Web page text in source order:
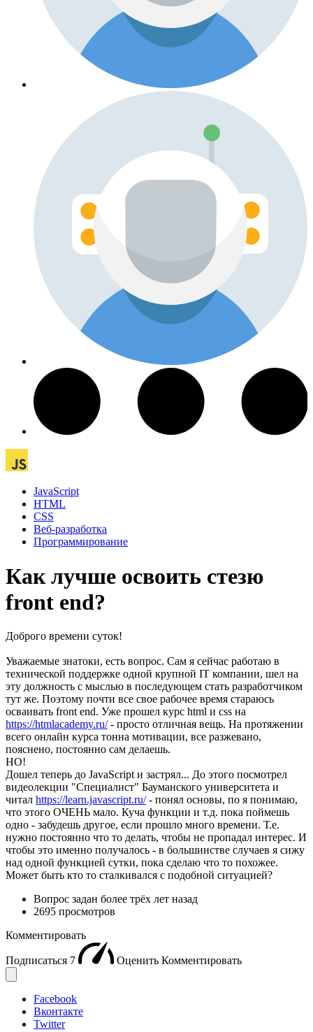
JavaScript
HTML
CSS
Веб-разработка
Программирование
Как лучше освоить стезю
front end?
Доброго времени суток!
Уважаемые знатоки, есть вопрос. Сам я сейчас работаю в
технической поддержке одной крупной IT компании, шел на
эту должность с мыслью в последующем стать разработчиком
тут же. Поэтому почти все свое рабочее время стараюсь
осваивать front end. Уже прошел курс html и css на
https://htmlacademy.ru/- просто отличная вещь. На протяжении
всего онлайн курса тонна мотивации, все разжевано,
пояснено, постоянно сам делаешь.
НО!
Дошел теперь до JavaScript и застрял... До этого посмотрел
видеолекции "Специалист" Бауманского университета и
читал https://learn.javascript.ru/- понял основы, по я понимаю,
что этого ОЧЕНЬ мало. Куча функции и т.д. пока поймешь
одно - забудешь другое, если прошло много времени. Т.е.
нужно постоянно что то делать, чтобы не пропадал интерес. И
чтобы это именно получалось - в большинстве случаев я сижу
над одной функцией сутки, пока сделаю что то похожее.
Может быть кто то сталкивался с подобной ситуацией?
Вопрос задан более трёх лет назад
2695 просмотров
Комментировать
Подписаться 7 Оценить Комментировать
Facebook
Вконтакте
Twitter